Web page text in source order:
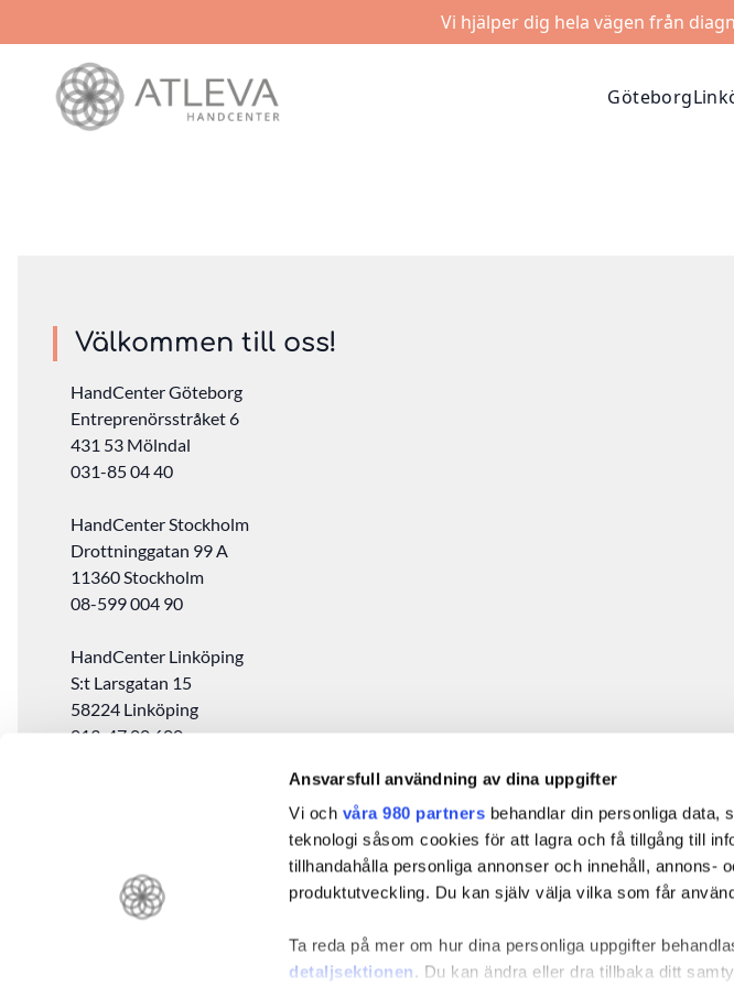
Ansvarsfull användning av dina uppgifter
Vi och våra 980 partners behandlar din personliga data,
teknologi såsom cookies för att lagra och få tillgång till
tillhandahålla personliga annonser och innehåll, annons-
produktutveckling. Du kan själv välja vilka som får
Ta reda på mer om hur dina personliga uppgifter
detaljsektionen. Du kan ändra eller dra tillbaka ditt
Vi hjälper dig hela vägen från
Göteborg
Välkommen till oss!
HandCenter Göteborg
Entreprenörsstråket 6
431 53 Mölndal
031-85 04 40
HandCenter Stockholm
Drottninggatan 99 A
11360 Stockholm ‎
08-599 004 90
HandCenter Linköping
S:t Larsgatan 15
58224 Linköping
013-47 00 600